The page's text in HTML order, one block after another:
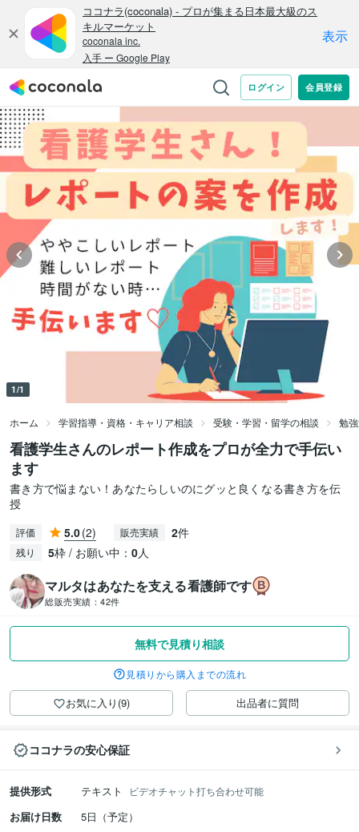
1/1
ホーム 学習指導・資格・キャリア相談 受験・学習・留学の相談 勉
看護学生さんのレポート作成をプロが全力で手伝い
ます
書き方で悩まない！あなたらしいのにグッと良くなる書き方を伝
授
評価 5.0(2) 販売実績 2件
残り 5枠 / お願い中： 0人
マルタはあなたを支える看護師です
総販売実績： 42件
無料で見積り相談
見積りから購入までの流れ
お気に入り(9) 出品者に質問
ココナラの安心保証
提供形式 テキスト ビデオチャット打ち合わせ可能
お届け日数
5日（予定）